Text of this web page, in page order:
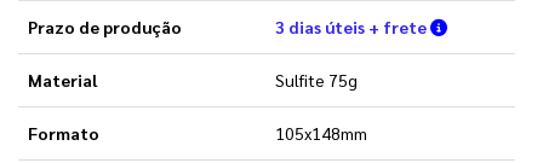
Prazo de produção 3 dias úteis + frete Verifique
Material Sulfite 75g
Formato 105x148mm